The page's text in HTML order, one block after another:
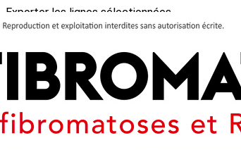
Exporter les lignes sélectionnées
Exporter toutes les colonnes
Journées Partage 2026 - La Rochelle